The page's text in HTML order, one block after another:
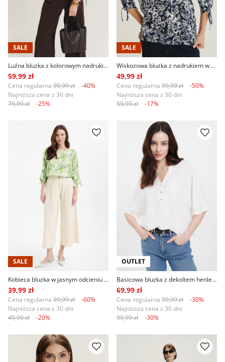
SALE
Luźna bluzka z kolorowym nadrukiem etno
59,99 zł
Cena regularna 99,99 zł
-40%
Najniższa cena z 30 dni
79,99 zł
-25%
SALE
Wiskozowa bluzka z nadrukiem w kwiaty
49,99 zł
Cena regularna 99,99 zł
-50%
Najniższa cena z 30 dni
59,99 zł
-17%
SALE
Kobieca bluzka w jasnym odcieniu zieleni
39,99 zł
Cena regularna 99,99 zł
-60%
Najniższa cena z 30 dni
49,99 zł
-20%
OUTLET
Basicowa bluzka z dekoltem henley biała
69,99 zł
Cena regularna 99,99 zł
-30%
Najniższa cena z 30 dni
99,99 zł
-30%